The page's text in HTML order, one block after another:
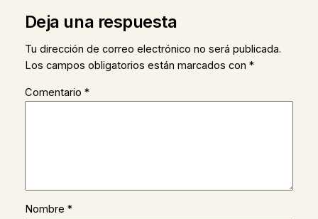
Deja una respuesta
Tu dirección de correo electrónico no será publicada.
Los campos obligatorios están marcados con *
Comentario *
Nombre *